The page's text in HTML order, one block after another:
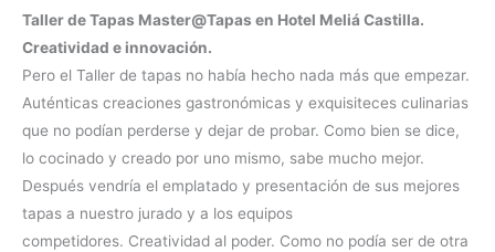
Taller de Tapas Master@Tapas en Hotel Meliá Castilla.
Creatividad e innovación.
Pero el Taller de tapas no había hecho nada más que empezar.
Auténticas creaciones gastronómicas y exquisiteces culinarias
que no podían perderse y dejar de probar. Como bien se dice,
lo cocinado y creado por uno mismo, sabe mucho mejor.
Después vendría el emplatado y presentación de sus mejores
tapas a nuestro jurado y a los equipos
competidores. Creatividad al poder. Como no podía ser de otra